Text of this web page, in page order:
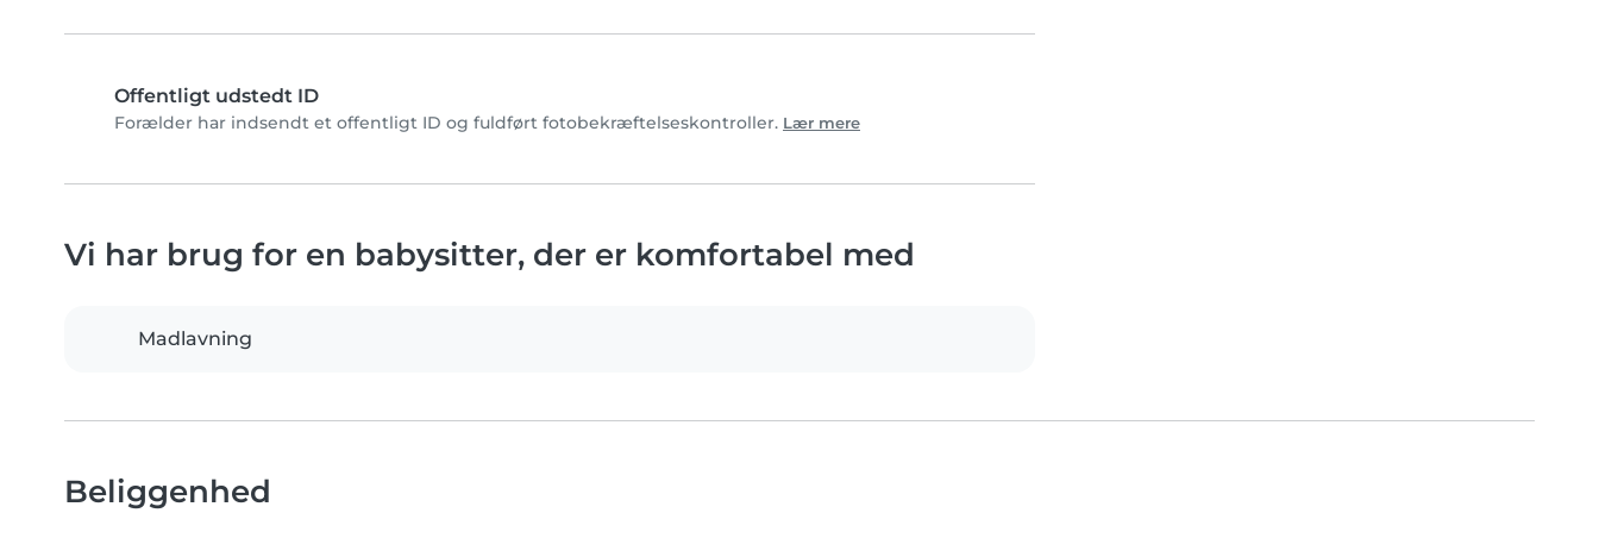
Offentligt udstedt ID
Forælder har indsendt et offentligt ID og fuldført fotobekræftelseskontroller. Lær mere
Vi har brug for en babysitter, der er komfortabel med
Madlavning
Beliggenhed